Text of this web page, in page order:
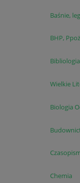
Baśnie,
BHP, Ppoż
Wielkie
Biologia
Chemia